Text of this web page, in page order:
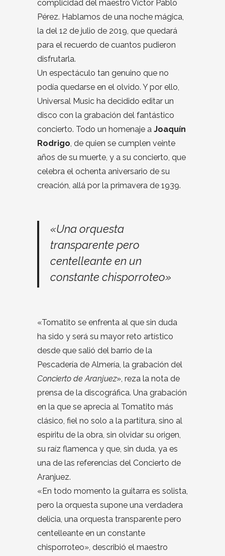
complicidad del maestro Víctor Pablo
Pérez. Hablamos de una noche mágica,
la del 12 de julio de 2019, que quedará
para el recuerdo de cuantos pudieron
disfrutarla.
Un espectáculo tan genuino que no
podía quedarse en el olvido. Y por ello,
Universal Music ha decidido editar un
disco con la grabación del fantástico
concierto. Todo un homenaje a Joaquín
Rodrigo, de quien se cumplen veinte
años de su muerte, y a su concierto, que
celebra el ochenta aniversario de su
creación, allá por la primavera de 1939.
«Una orquesta
transparente pero
centelleante en un
constante chisporroteo»
«Tomatito se enfrenta al que sin duda
ha sido y será su mayor reto artístico
desde que salió del barrio de la
Pescadería de Almería, la grabación del
Concierto de Aranjuez», reza la nota de
prensa de la discográfica. Una grabación
en la que se aprecia al Tomatito más
clásico, fiel no solo a la partitura, sino al
espíritu de la obra, sin olvidar su origen,
su raíz flamenca y que, sin duda, ya es
una de las referencias del Concierto de
Aranjuez.
«En todo momento la guitarra es solista,
pero la orquesta supone una verdadera
delicia, una orquesta transparente pero
centelleante en un constante
chisporroteo», describió el maestro